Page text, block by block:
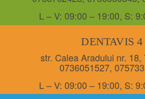
L – V: 09:00 – 19:00, S:
DENTAVIS 4
str. Calea Aradului nr. 18,
0736051527,
L – V: 09:00 – 19:00, S: